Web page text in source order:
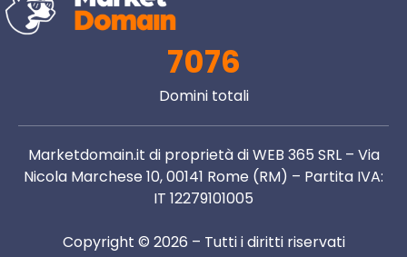
7076
Domini totali
Marketdomain.it di proprietà di WEB 365 SRL – Via
Nicola Marchese 10, 00141 Rome (RM) – Partita IVA:
IT 12279101005
Copyright © 2026 – Tutti i diritti riservati